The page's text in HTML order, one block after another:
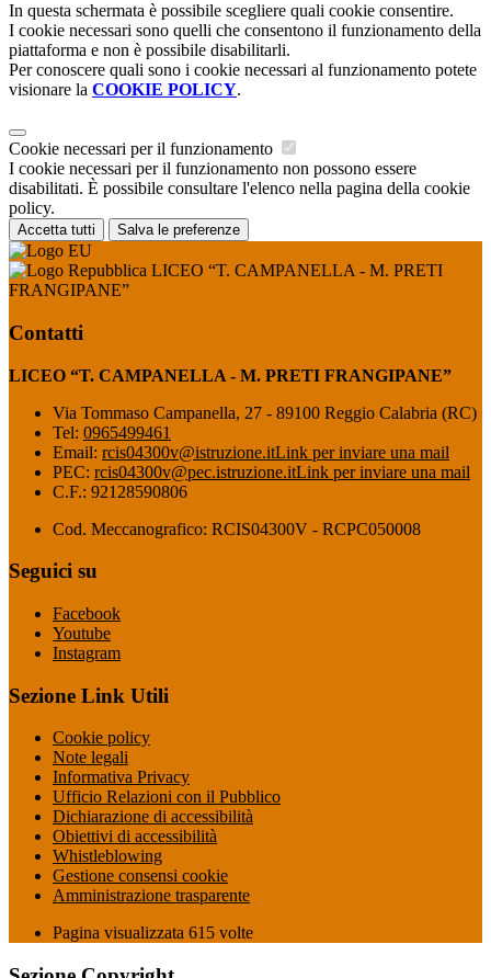
In questa schermata è possibile scegliere quali cookie consentire.
I cookie necessari sono quelli che consentono il funzionamento della
piattaforma e non è possibile disabilitarli.
Per conoscere quali sono i cookie necessari al funzionamento potete
visionare la COOKIE POLICY.
Cookie necessari per il funzionamento
I cookie necessari per il funzionamento non possono essere
disabilitati. È possibile consultare l'elenco nella pagina della cookie
policy.
Accetta tutti Salva le preferenze
LICEO “T. CAMPANELLA - M. PRETI
FRANGIPANE”
Contatti
LICEO “T. CAMPANELLA - M. PRETI FRANGIPANE”
Via Tommaso Campanella, 27 - 89100 Reggio Calabria (RC)
Tel: 0965499461
Email: rcis04300v@istruzione.itLink per inviare una mail
PEC: rcis04300v@pec.istruzione.itLink per inviare una mail
C.F.: 92128590806
Cod. Meccanografico: RCIS04300V - RCPC050008
Seguici su
Facebook
Youtube
Instagram
Sezione Link Utili
Cookie policy
Note legali
Informativa Privacy
Ufficio Relazioni con il Pubblico
Dichiarazione di accessibilità
Obiettivi di accessibilità
Whistleblowing
Gestione consensi cookie
Amministrazione trasparente
Pagina visualizzata 615 volte